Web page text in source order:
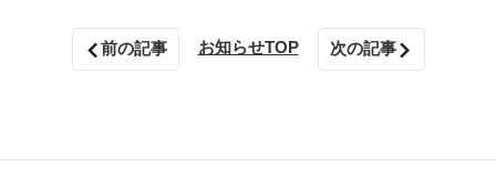
前の記事 お知らせTOP 次の記事